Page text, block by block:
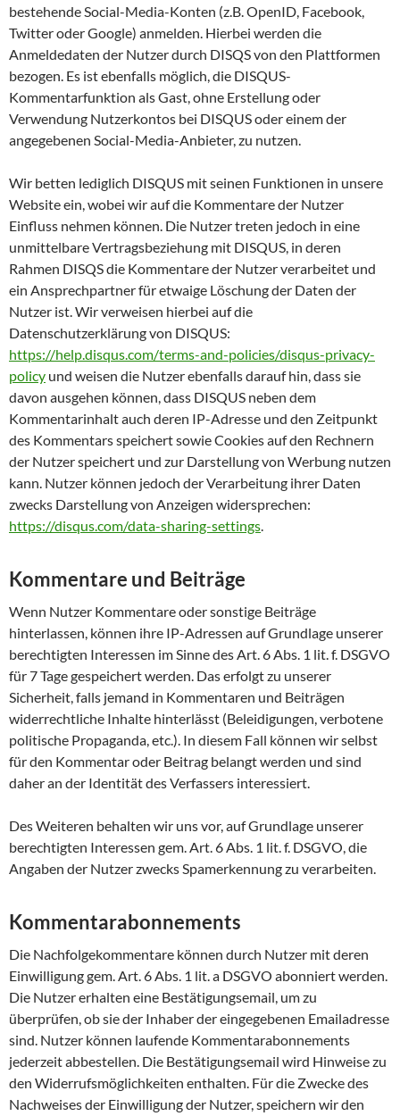
bestehende Social-Media-Konten (z.B. OpenID, Facebook,
Twitter oder Google) anmelden. Hierbei werden die
Anmeldedaten der Nutzer durch DISQS von den Plattformen
bezogen. Es ist ebenfalls möglich, die DISQUS-
Kommentarfunktion als Gast, ohne Erstellung oder
Verwendung Nutzerkontos bei DISQUS oder einem der
angegebenen Social-Media-Anbieter, zu nutzen.
Wir betten lediglich DISQUS mit seinen Funktionen in unsere
Website ein, wobei wir auf die Kommentare der Nutzer
Einfluss nehmen können. Die Nutzer treten jedoch in eine
unmittelbare Vertragsbeziehung mit DISQUS, in deren
Rahmen DISQS die Kommentare der Nutzer verarbeitet und
ein Ansprechpartner für etwaige Löschung der Daten der
Nutzer ist. Wir verweisen hierbei auf die
Datenschutzerklärung von DISQUS:
https://help.disqus.com/terms-and-policies/disqus-privacy-
policy und weisen die Nutzer ebenfalls darauf hin, dass sie
davon ausgehen können, dass DISQUS neben dem
Kommentarinhalt auch deren IP-Adresse und den Zeitpunkt
des Kommentars speichert sowie Cookies auf den Rechnern
der Nutzer speichert und zur Darstellung von Werbung nutzen
kann. Nutzer können jedoch der Verarbeitung ihrer Daten
zwecks Darstellung von Anzeigen widersprechen:
https://disqus.com/data-sharing-settings.
Kommentare und Beiträge
Wenn Nutzer Kommentare oder sonstige Beiträge
hinterlassen, können ihre IP-Adressen auf Grundlage unserer
berechtigten Interessen im Sinne des Art. 6 Abs. 1 lit. f. DSGVO
für 7 Tage gespeichert werden. Das erfolgt zu unserer
Sicherheit, falls jemand in Kommentaren und Beiträgen
widerrechtliche Inhalte hinterlässt (Beleidigungen, verbotene
politische Propaganda, etc.). In diesem Fall können wir selbst
für den Kommentar oder Beitrag belangt werden und sind
daher an der Identität des Verfassers interessiert.
Des Weiteren behalten wir uns vor, auf Grundlage unserer
berechtigten Interessen gem. Art. 6 Abs. 1 lit. f. DSGVO, die
Angaben der Nutzer zwecks Spamerkennung zu verarbeiten.
Kommentarabonnements
Die Nachfolgekommentare können durch Nutzer mit deren
Einwilligung gem. Art. 6 Abs. 1 lit. a DSGVO abonniert werden.
Die Nutzer erhalten eine Bestätigungsemail, um zu
überprüfen, ob sie der Inhaber der eingegebenen Emailadresse
sind. Nutzer können laufende Kommentarabonnements
jederzeit abbestellen. Die Bestätigungsemail wird Hinweise zu
den Widerrufsmöglichkeiten enthalten. Für die Zwecke des
Nachweises der Einwilligung der Nutzer, speichern wir den